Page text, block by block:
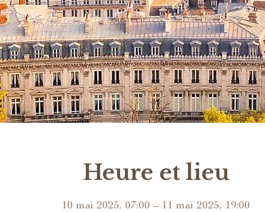
Heure et lieu
10 mai 2025, 07:00 – 11 mai 2025, 19:00